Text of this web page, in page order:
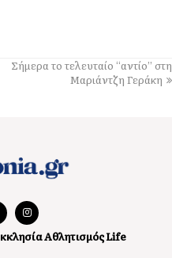
τραγουδά στο
με δήθεν email από τον e-
Σήμερα το τελευταίο “αντίο” στη
Μαριάντζη Γεράκη
ΑθλητισμόςLife